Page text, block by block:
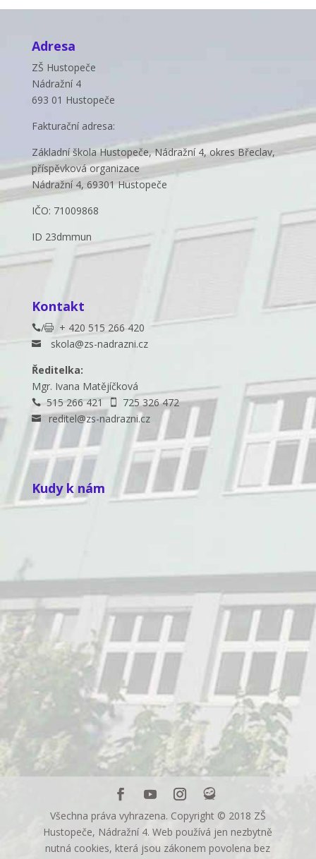
Adresa
ZŠ Hustopeče
Nádražní 4
693 01 Hustopeče
Fakturační adresa:
Základní škola Hustopeče, Nádražní 4, okres Břeclav,
příspěvková organizace
Nádražní 4, 69301 Hustopeče
IČO: 71009868
ID 23dmmun
Kontakt
/+ 420 515 266 420
 skola@zs-nadrazni.cz
Ředitelka:
Mgr. Ivana Matějíčková
515 266 421 725 326 472
 reditel@zs-nadrazni.cz
Kudy k nám
Všechna práva vyhrazena. Copyright © 2018 ZŠ
Hustopeče, Nádražní 4. Web používá jen nezbytně
nutná cookies, která jsou zákonem povolena bez